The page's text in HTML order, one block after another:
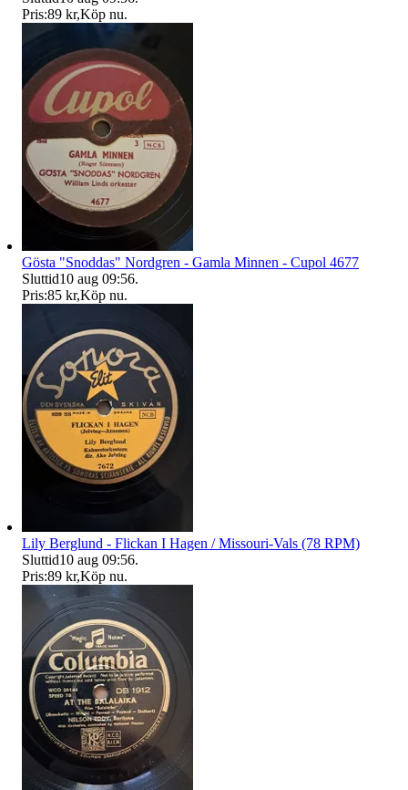
Pris:89 kr,Köp nu.
Gösta "Snoddas" Nordgren - Gamla Minnen - Cupol 4677
Sluttid10 aug 09:56.
Pris:85 kr,Köp nu.
Lily Berglund - Flickan I Hagen / Missouri-Vals (78 RPM)
Sluttid10 aug 09:56.
Pris:89 kr,Köp nu.